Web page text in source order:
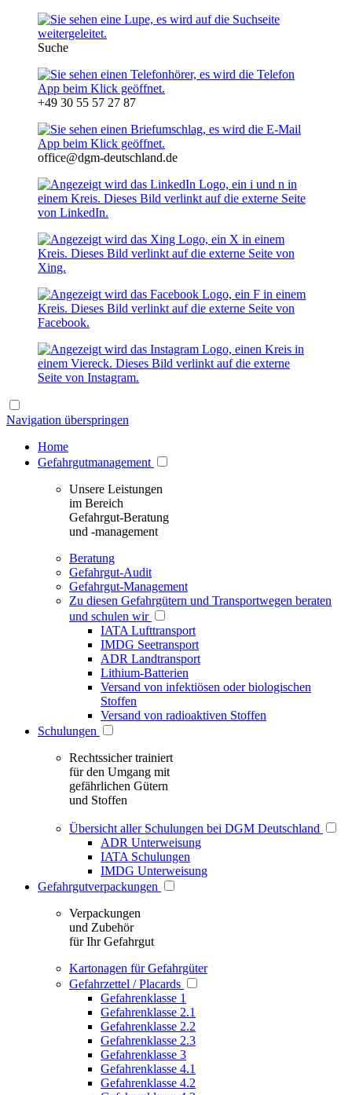
Suche
+49 30 55 57 27 87
office@dgm-deutschland.de
Navigation überspringen
Home
Gefahrgutmanagement
Unsere Leistungen
im Bereich
Gefahrgut-Beratung
und -management
Beratung
Gefahrgut-Audit
Gefahrgut-Management
Zu diesen Gefahrgütern und Transportwegen beraten
und schulen wir
IATA Lufttransport
IMDG Seetransport
ADR Landtransport
Lithium-Batterien
Versand von infektiösen oder biologischen
Stoffen
Versand von radioaktiven Stoffen
Schulungen
Rechtssicher trainiert
für den Umgang mit
gefährlichen Gütern
und Stoffen
Übersicht aller Schulungen bei DGM Deutschland
ADR Unterweisung
IATA Schulungen
IMDG Unterweisung
Gefahrgutverpackungen
Verpackungen
und Zubehör
für Ihr Gefahrgut
Kartonagen für Gefahrgüter
Gefahrzettel / Placards
Gefahrenklasse 1
Gefahrenklasse 2.1
Gefahrenklasse 2.2
Gefahrenklasse 2.3
Gefahrenklasse 3
Gefahrenklasse 4.1
Gefahrenklasse 4.2